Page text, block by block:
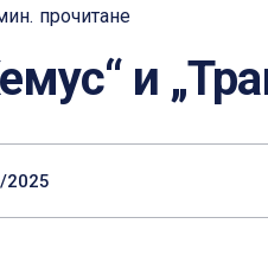
прочитане
и
2025